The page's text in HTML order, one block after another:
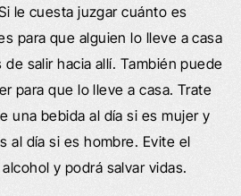
le cuesta juzgar cuánto es
para que alguien lo lleve a casa
salir hacia allí. También puede
para que lo lleve a casa. Trate
una bebida al día si es mujer y
al día si es hombre. Evite el
y podrá salvar vidas.